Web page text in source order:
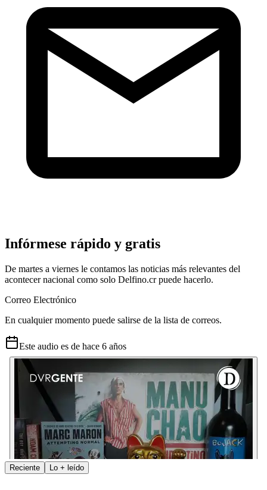
Infórmese rápido y gratis
De martes a viernes le contamos las noticias más relevantes del
acontecer nacional como solo Delfino.cr puede hacerlo.
Correo Electrónico
En cualquier momento puede salirse de la lista de correos.
Este audio es de hace 6 años
Reciente Lo + leído